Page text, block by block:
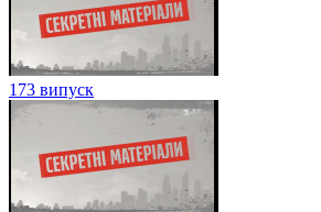
173 випуск